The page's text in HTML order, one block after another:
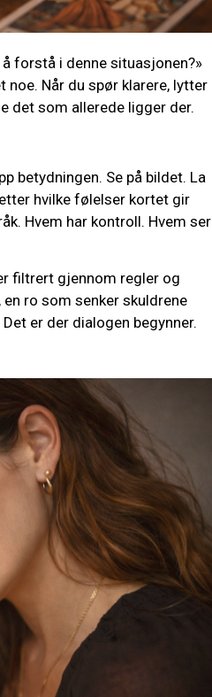
forstå i denne situasjonen?»
noe. Når du spør klarere, lytter
det som allerede ligger der.
betydningen. Se på bildet. La
hvilke følelser kortet gir
Hvem har kontroll. Hvem ser
filtrert gjennom regler og
ro som senker skuldrene
er der dialogen begynner.